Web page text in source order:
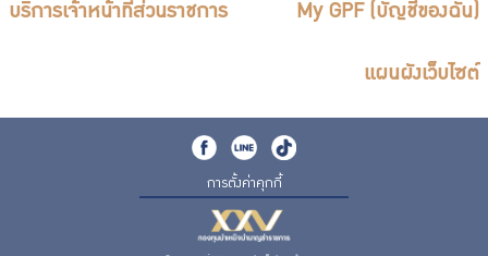
บริการเจ้าหน้าที่ส่วนราชการ My GPF (บัญชีของฉัน)
แผนผังเว็บไซต์
การตั้งค่าคุกกี้